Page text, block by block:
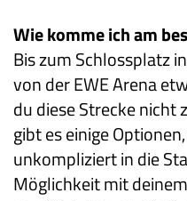
Wie komme ich am
Bis zum Schlossplatz
von der EWE Arena
du diese Strecke nicht
gibt es einige
unkompliziert in die
Möglichkeit mit